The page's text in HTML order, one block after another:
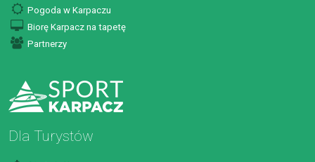
Pogoda w Karpaczu
Biorę Karpacz na tapetę
Partnerzy
Dla Turystów